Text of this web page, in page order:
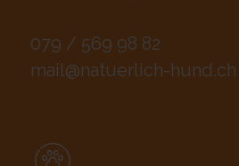
079 / 569 98 82
mail@natuerlich-hund.ch